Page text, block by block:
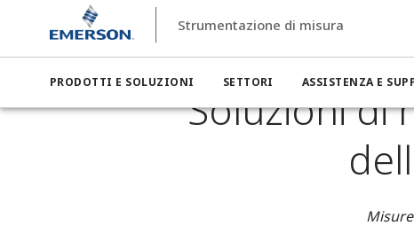
Strumentazione di misura
PRODOTTI E SOLUZIONI SETTORI ASSISTENZA E
Strumentazione di misura
Soluzioni di